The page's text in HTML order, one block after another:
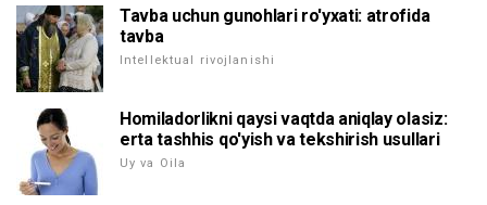
Tavba uchun gunohlari ro'yxati: atrofida
tavba
Intellektual rivojlanishi
Homiladorlikni qaysi vaqtda aniqlay olasiz:
erta tashhis qo'yish va tekshirish usullari
Uy va Oila